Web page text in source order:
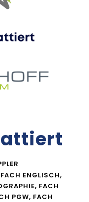
FACH ENGLISCH,
, FACH
PGW, FACH